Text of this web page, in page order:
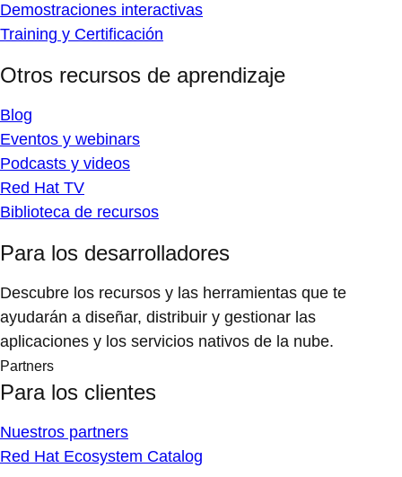
Demostraciones interactivas
Training y Certificación
Otros recursos de aprendizaje
Blog
Eventos y webinars
Podcasts y videos
Red Hat TV
Biblioteca de recursos
Para los desarrolladores
Descubre los recursos y las herramientas que te
ayudarán a diseñar, distribuir y gestionar las
aplicaciones y los servicios nativos de la nube.
Partners
Para los clientes
Nuestros partners
Red Hat Ecosystem Catalog